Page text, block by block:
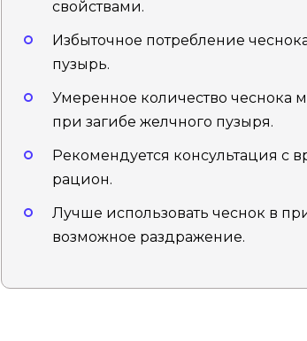
свойствами.
Избыточное потребление
пузырь.
Умеренное количество чеснока
при загибе желчного пузыря.
Рекомендуется консультация с
рацион.
Лучше использовать чеснок в
возможное раздражение.